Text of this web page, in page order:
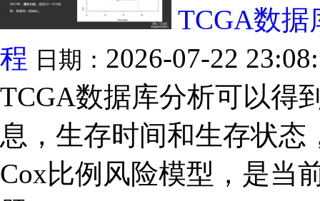
TCGA数据
程 日期： 2026-07-22
TCGA数据库分析可以得
息，生存时间和生存状
Cox比例风险模型，是当